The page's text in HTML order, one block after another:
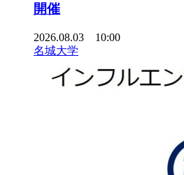
開催
2026.08.03 10:00
名城大学